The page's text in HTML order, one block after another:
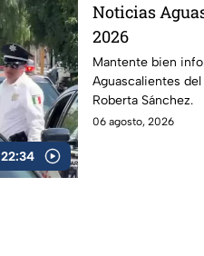
22:34
Noticias
2026
Mantente bien
Aguascalientes
Roberta Sánchez.
06 agosto, 2026